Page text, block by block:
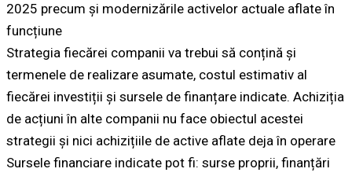
2025 precum și modernizările activelor actuale aflate în
funcțiune
Strategia fiecărei companii va trebui să conțină și
termenele de realizare asumate, costul estimativ al
fiecărei investiții și sursele de finanțare indicate. Achiziția
de acțiuni în alte companii nu face obiectul acestei
strategii și nici achizițiile de active aflate deja în operare
Sursele financiare indicate pot fi: surse proprii, finanțări